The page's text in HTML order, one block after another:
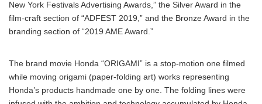
New York Festivals Advertising Awards,” the Silver Award in the
film-craft section of “ADFEST 2019,” and the Bronze Award in the
branding section of “2019 AME Award.”
The brand movie Honda “ORIGAMI” is a stop-motion one filmed
while moving origami (paper-folding art) works representing
Honda’s products handmade one by one. The folding lines were